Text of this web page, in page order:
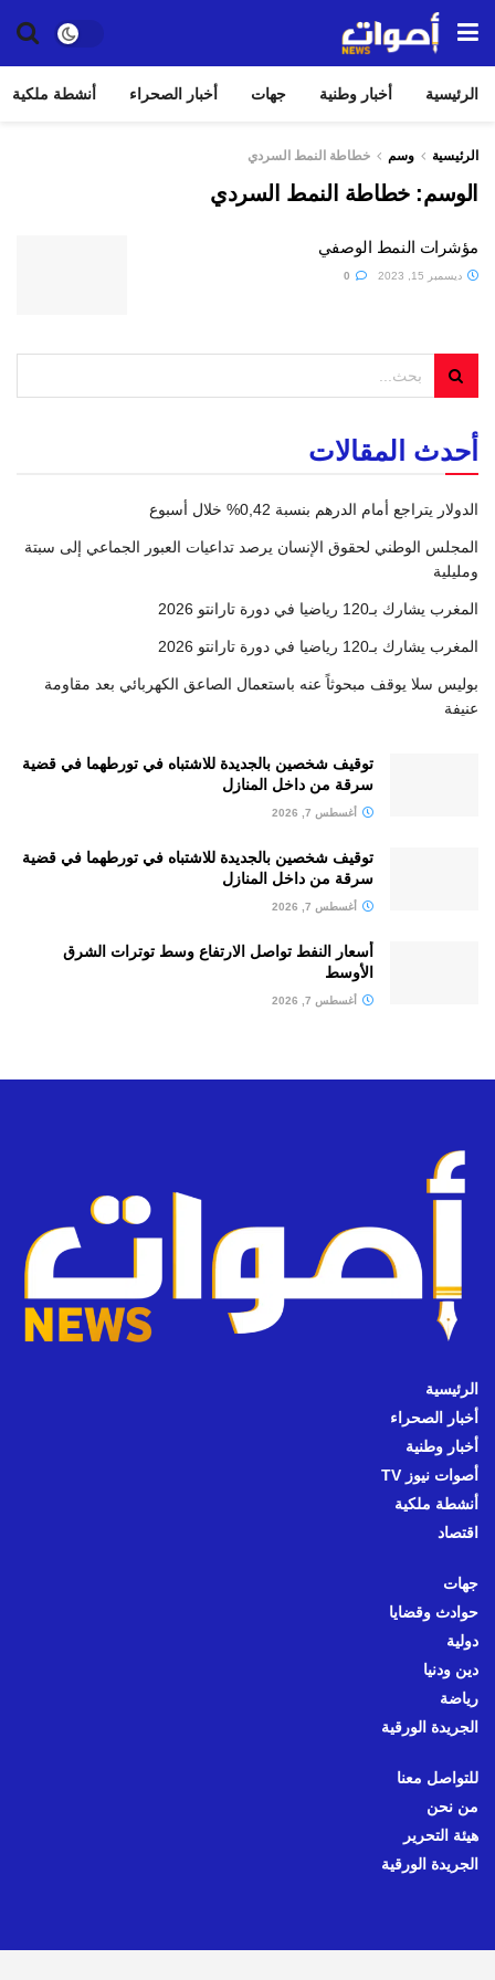
الرئيسية أخبار وطنية جهات أخبار الصحراء أنشطة ملكية
الرئيسية وسم خطاطة النمط السردي
الوسم:خطاطة النمط السردي
مؤشرات النمط الوصفي
ديسمبر 15, 2023
أحدث المقالات
الدولار يتراجع أمام الدرهم بنسبة 0,42% خلال أسبوع
المجلس الوطني لحقوق الإنسان يرصد تداعيات العبور الجماعي إلى سبتة
ومليلية
المغرب يشارك بـ120 رياضيا في دورة تارانتو 2026
المغرب يشارك بـ120 رياضيا في دورة تارانتو 2026
بوليس سلا يوقف مبحوثاً عنه باستعمال الصاعق الكهربائي بعد مقاومة
عنيفة
توقيف شخصين بالجديدة للاشتباه في تورطهما في قضية
سرقة من داخل المنازل
أغسطس 7, 2026
توقيف شخصين بالجديدة للاشتباه في تورطهما في قضية
سرقة من داخل المنازل
أغسطس 7, 2026
أسعار النفط تواصل الارتفاع وسط توترات الشرق
الأوسط
أغسطس 7, 2026
الرئيسية
أخبار الصحراء
أخبار وطنية
أصوات نيوز TV
أنشطة ملكية
اقتصاد
جهات
حوادث وقضايا
دولية
دين ودنيا
رياضة
الجريدة الورقية
للتواصل معنا
من نحن
هيئة التحرير
الجريدة الورقية